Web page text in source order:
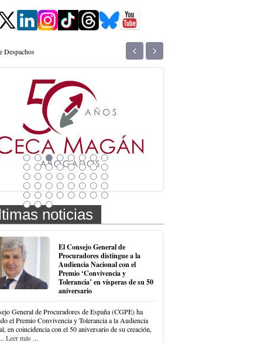
Despachos ‹ ›
noticias
El Consejo General de
Procuradores distingue a la
Audiencia Nacional con el
Premio ‘Convivencia y
Tolerancia’ en vísperas de su 50
aniversario
General de Procuradores de España (CGPE) ha
el Premio Convivencia y Tolerancia a la Audiencia
en coincidencia con el 50 aniversario de su creación,
Leer más ...